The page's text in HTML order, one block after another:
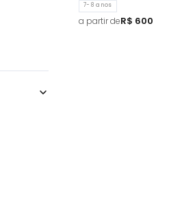
7-8 anos
a partir deR$ 600